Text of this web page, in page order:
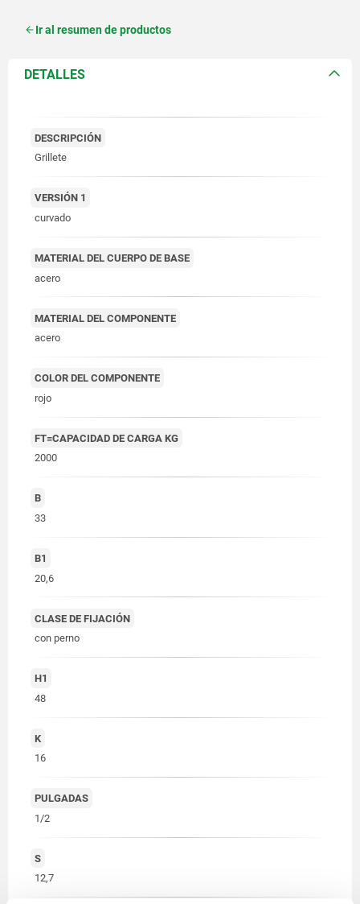
Ir al resumen de productos
DETALLES
DESCRIPCIÓN
Grillete
VERSIÓN 1
curvado
MATERIAL DEL CUERPO DE BASE
acero
MATERIAL DEL COMPONENTE
acero
COLOR DEL COMPONENTE
rojo
FT=CAPACIDAD DE CARGA KG
2000
B
33
B1
20,6
CLASE DE FIJACIÓN
con perno
H1
48
K
16
PULGADAS
1/2
S
12,7